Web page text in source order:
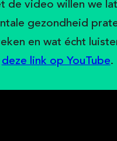
gezondheid
en wat écht
deze link op YouTube.